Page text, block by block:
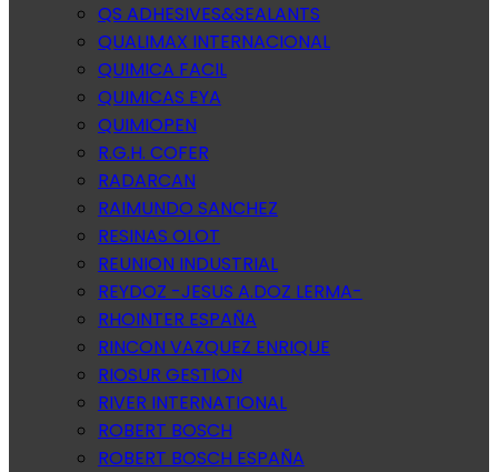
QS ADHESIVES&SEALANTS
QUALIMAX INTERNACIONAL
QUIMICA FACIL
QUIMICAS EYA
QUIMIOPEN
R.G.H. COFER
RADARCAN
RAIMUNDO SANCHEZ
RESINAS OLOT
REUNION INDUSTRIAL
REYDOZ -JESUS A.DOZ LERMA-
RHOINTER ESPAÑA
RINCON VAZQUEZ ENRIQUE
RIOSUR GESTION
RIVER INTERNATIONAL
ROBERT BOSCH
ROBERT BOSCH ESPAÑA